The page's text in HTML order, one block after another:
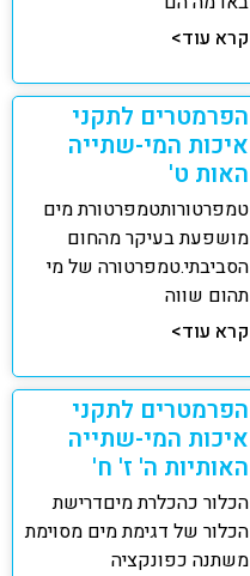
קרא עוד>
הפרמטרים לתקני
איכות המי-שתייה
האות ט'
טמפרטורותטמפרטורת מים
מושפעת בעיקר מהחום
הסביבתי.טמפרטורה של מי
תהום שווה
קרא עוד>
הפרמטרים לתקני
איכות המי-שתייה
האותיות ה' ז' ח'
הכלור כהכלרת מיםדרישת
הכלור של דגימת מים מסוימת
משתנה כפונקציה